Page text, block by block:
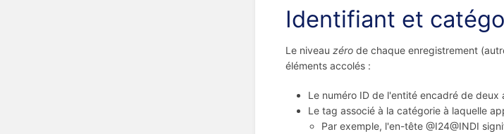
Identifiant et
Le niveau zéro de chaque enregistrement
éléments accolés :
Le numéro ID de l'entité encadré de deux
Le tag associé à la catégorie à laquelle
Par exemple, l'en-tête @I24@INDI